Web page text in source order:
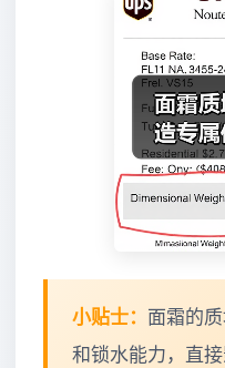
小贴士： 面霜的
和锁水能力，直接